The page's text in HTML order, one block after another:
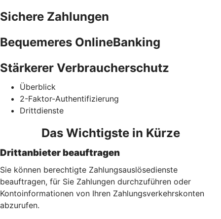
Sichere Zahlungen
Bequemeres OnlineBanking
Stärkerer Verbraucherschutz
Überblick
2-Faktor-Authentifizierung
Drittdienste
Das Wichtigste in Kürze
Drittanbieter beauftragen
Sie können berechtigte Zahlungsauslösedienste
beauftragen, für Sie Zahlungen durchzuführen oder
Kontoinformationen von Ihren Zahlungsverkehrskonten
abzurufen.